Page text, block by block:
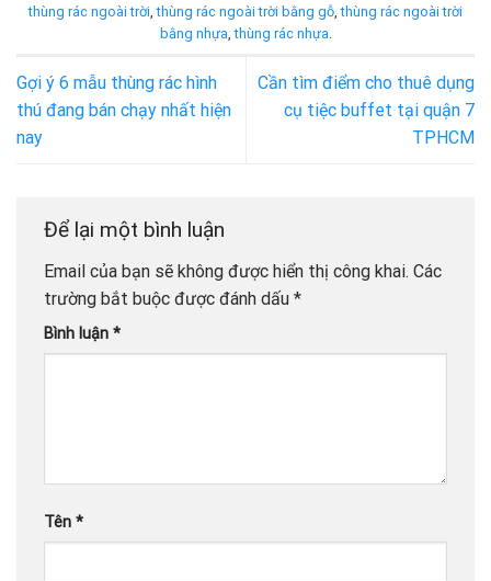
thùng rác ngoài trời,thùng rác ngoài trời bằng gỗ,thùng rác ngoài trời
bằng nhựa,thùng rác nhựa.
Gợi ý 6 mẫu thùng rác hình
thú đang bán chạy nhất hiện
nay
Cần tìm điểm cho thuê dụng
cụ tiệc buffet tại quận 7
TPHCM
Để lại một bình luận
Email của bạn sẽ không được hiển thị công khai. Các
trường bắt buộc được đánh dấu *
Bình luận *
Tên *